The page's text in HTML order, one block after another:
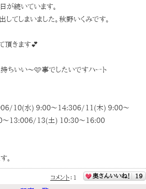
が続いています。
てしまいました。秋野いくみです。
頂きます💕
ちいい〜🩷事でしたいですハート
10(水) 9:00〜14:306/11(木) 9:00〜
13:006/13(土) 10:30〜16:00
。
コメント ： 1 奥さんいいね！ 19